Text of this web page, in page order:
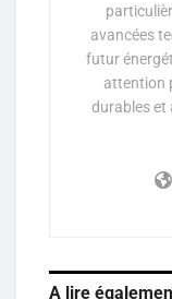
avancées
futur
attention
durables et
A lire